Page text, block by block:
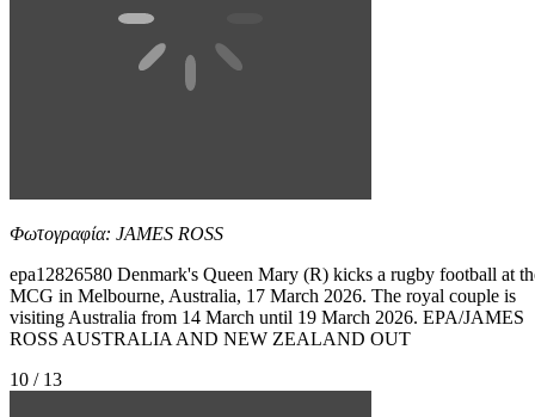
Φωτογραφία: JAMES ROSS
epa12826580 Denmark's Queen Mary (R) kicks a rugby football at
MCG in Melbourne, Australia, 17 March 2026. The royal couple is
visiting Australia from 14 March until 19 March 2026. EPA/JAMES
ROSS AUSTRALIA AND NEW ZEALAND OUT
10 / 13